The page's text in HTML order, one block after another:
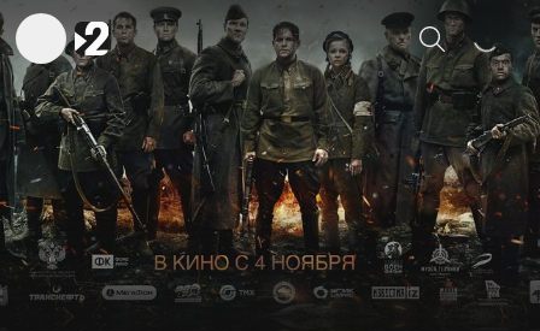
Sök